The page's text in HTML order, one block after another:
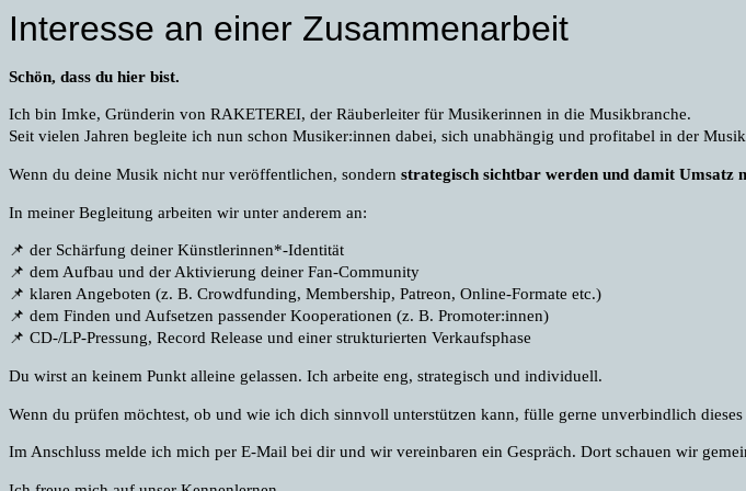
Interesse an einer Zusammenarbeit
Schön, dass du hier bist.
Ich bin Imke, Gründerin von RAKETEREI, der Räuberleiter für Musikerinnen in die Musikbranche.
Seit vielen Jahren begleite ich nun schon Musiker:innen dabei, sich unabhängig und profitabel in der
Wenn du deine Musik nicht nur veröffentlichen, sondern strategisch sichtbar werden und damit Umsatz
In meiner Begleitung arbeiten wir unter anderem an:
📌 der Schärfung deiner Künstlerinnen*-Identität
📌 dem Aufbau und der Aktivierung deiner Fan-Community
📌 klaren Angeboten (z. B. Crowdfunding, Membership, Patreon, Online-Formate etc.)
📌 dem Finden und Aufsetzen passender Kooperationen (z. B. Promoter:innen)
📌 CD-/LP-Pressung, Record Release und einer strukturierten Verkaufsphase
Du wirst an keinem Punkt alleine gelassen. Ich arbeite eng, strategisch und individuell.
Wenn du prüfen möchtest, ob und wie ich dich sinnvoll unterstützen kann, fülle gerne unverbindlich dieses
Im Anschluss melde ich mich per E-Mail bei dir und wir vereinbaren ein Gespräch. Dort schauen wir